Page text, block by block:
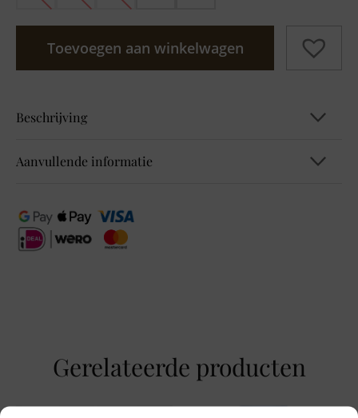
Toevoegen aan winkelwagen
Beschrijving
B322819 Style Linda
Aanvullende informatie
4063043410829, 4063043410836,
4063043410843, 4063043410850,
Gerelateerde producten